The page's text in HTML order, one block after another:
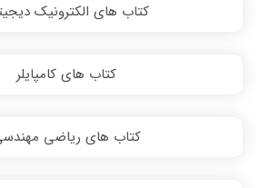
کتاب های الکترونیک
کتاب های کامپایلر
کتاب های ریاضی